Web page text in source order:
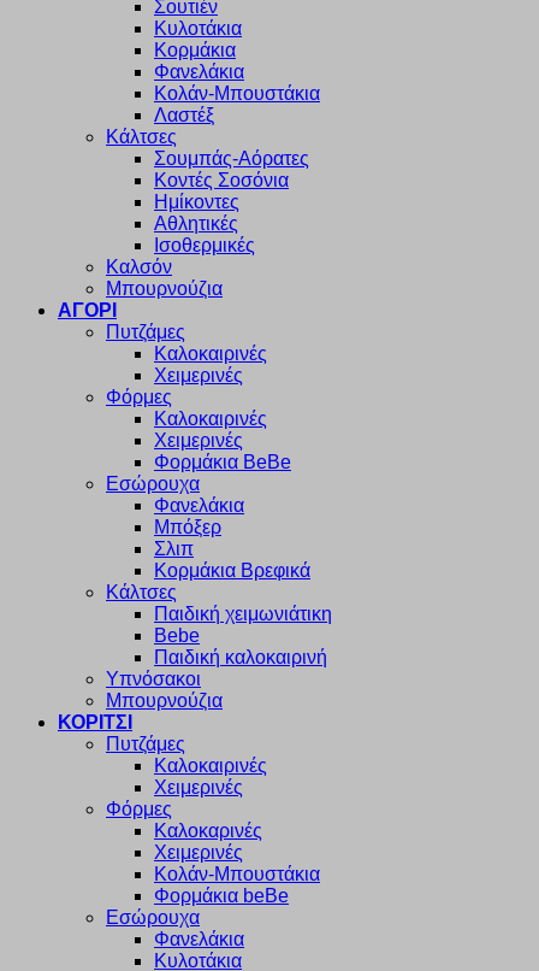
Σουτιέν
Κυλοτάκια
Κορμάκια
Φανελάκια
Κολάν-Μπουστάκια
Λαστέξ
Κάλτσες
Σουμπάς-Αόρατες
Κοντές Σοσόνια
Ημίκοντες
Αθλητικές
Ισοθερμικές
Καλσόν
Μπουρνούζια
ΑΓΟΡΙ
Πυτζάμες
Καλοκαιρινές
Χειμερινές
Φόρμες
Καλοκαιρινές
Χειμερινές
Φορμάκια BeBe
Εσώρουχα
Φανελάκια
Μπόξερ
Σλιπ
Κορμάκια Βρεφικά
Κάλτσες
Παιδική χειμωνιάτικη
Bebe
Παιδική καλοκαιρινή
Υπνόσακοι
Μπουρνούζια
ΚΟΡΙΤΣΙ
Πυτζάμες
Καλοκαιρινές
Χειμερινές
Φόρμες
Καλοκαρινές
Χειμερινές
Κολάν-Μπουστάκια
Φορμάκια beBe
Εσώρουχα
Φανελάκια
Κυλοτάκια